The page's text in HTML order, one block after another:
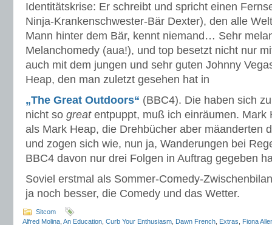
Identitätskrise: Er schreibt und spricht einen
Ninja-Krankenschwester-Bär Dexter), den alle
Mann hinter dem Bär, kennt niemand… Sehr
Melanchomedy (aua!), und top besetzt nicht nur
auch mit dem jungen und sehr guten Johnny
Heap, den man zuletzt gesehen hat in
„The Great Outdoors“ (BBC4). Die haben sich
nicht so greatentpuppt, muß ich einräumen. Mark
als Mark Heap, die Drehbücher aber mäanderten
und zogen sich wie, nun ja, Wanderungen bei
BBC4 davon nur drei Folgen in Auftrag gegeben
Soviel erstmal als Sommer-Comedy-
ja noch besser, die Comedy und das Wetter.
Sitcom
Alfred Molina An Education Curb Your Enthusiasm Dawn French Extras
Fiona